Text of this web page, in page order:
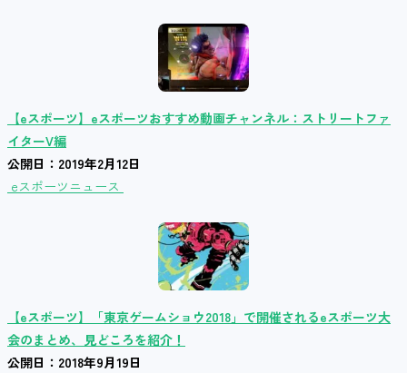
【eスポーツ】eスポーツおすすめ動画チャンネル：ストリートファ
イターV編
公開日：2019年2月12日
eスポーツニュース
【eスポーツ】「東京ゲームショウ2018」で開催されるeスポーツ大
会のまとめ、見どころを紹介！
公開日：2018年9月19日